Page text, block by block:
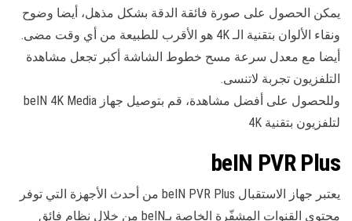
يمكن الحصول على صورة فائقة الدقة بشكل مذهل، أيضا وضوح
ونقاء الألوان بتقنية الـ 4K هو الأقرب للطبيعة من أي وقت مضى.
أيضا مع معدل سرعة مسح خطوط الشاشة أكبر تجعل مشاهدة
التلفزيون تجربة لاتنسى.
وللحصول على أفضل مشاهدة، قم بتوصيل جهاز beIN 4K Media
لتلفزيون بتقنية 4K
beIN PVR Plus
يعتبر جهاز الاستقبال beIN PVR Plus من أحدث الأجهزة التي توفر
محتوى القنوات المشفّرة الخاصة بـbeIN من خلال نظام فائق